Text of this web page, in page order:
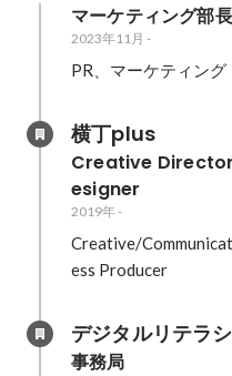
マーケティング部長
2023年11月 -
PR、マーケティング
横丁plus
Creative
esigner
2019年-
Creative/
ess Producer
デジタルリテラ
事務局